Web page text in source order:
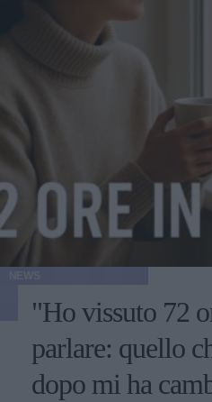
"Ho vissuto 72
parlare: quello
dopo mi ha